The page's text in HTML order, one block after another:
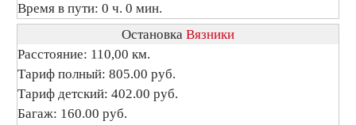
Время в пути: 0 ч. 0 мин.
Остановка Вязники
Расстояние: 110,00 км.
Тариф полный: 805.00 руб.
Тариф детский: 402.00 руб.
Багаж: 160.00 руб.